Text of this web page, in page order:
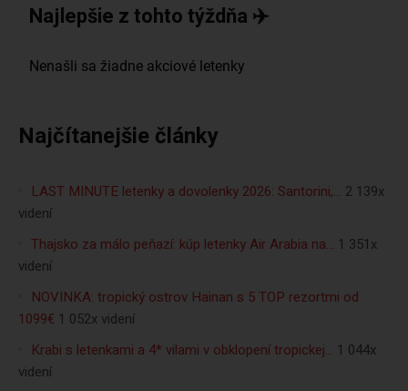
Najlepšie z tohto týždňa ✈️
Najčítanejšie články
LAST MINUTE letenky a dovolenky 2026: Santorini,… 2 139x
videní
Thajsko za málo peňazí: kúp letenky Air Arabia na… 1 351x
videní
NOVINKA: tropický ostrov Hainan s 5 TOP rezortmi od
1099€ 1 052x videní
Krabi s letenkami a 4* vilami v obklopení tropickej… 1 044x
videní